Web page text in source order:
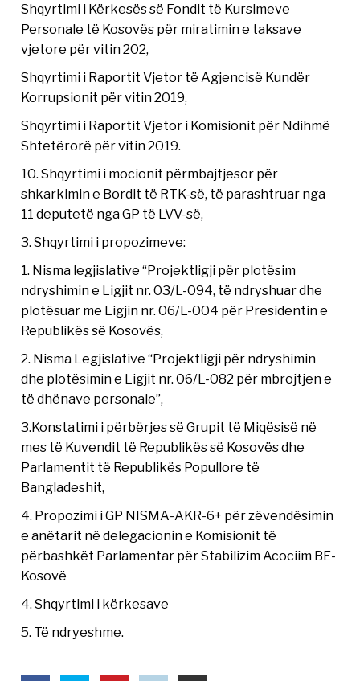
Shqyrtimi i Kërkesës së Fondit të Kursimeve
Personale të Kosovës për miratimin e taksave
vjetore për vitin 202,
Shqyrtimi i Raportit Vjetor të Agjencisë Kundër
Korrupsionit për vitin 2019,
Shqyrtimi i Raportit Vjetor i Komisionit për Ndihmë
Shtetërorë për vitin 2019.
10. Shqyrtimi i mocionit përmbajtjesor për
shkarkimin e Bordit të RTK-së, të parashtruar nga
11 deputetë nga GP të LVV-së,
3. Shqyrtimi i propozimeve:
1. Nisma legjislative “Projektligji për plotësim
ndryshimin e Ligjit nr. 03/L-094, të ndryshuar dhe
plotësuar me Ligjin nr. 06/L-004 për Presidentin e
Republikës së Kosovës,
2. Nisma Legjislative “Projektligji për ndryshimin
dhe plotësimin e Ligjit nr. 06/L-082 për mbrojtjen e
të dhënave personale”,
3.Konstatimi i përbërjes së Grupit të Miqësisë në
mes të Kuvendit të Republikës së Kosovës dhe
Parlamentit të Republikës Popullore të
Bangladeshit,
4. Propozimi i GP NISMA-AKR-6+ për zëvendësimin
e anëtarit në delegacionin e Komisionit të
përbashkët Parlamentar për Stabilizim Acociim BE-
Kosovë
4. Shqyrtimi i kërkesave
5. Të ndryeshme.